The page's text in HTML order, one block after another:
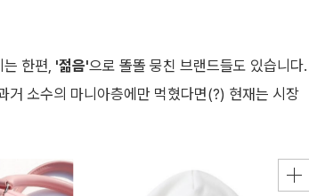
한편, '젊음'으로 똘똘 뭉친 브랜드들도 있습니다.
거 소수의 마니아층에만 먹혔다면(?) 현재는 시장